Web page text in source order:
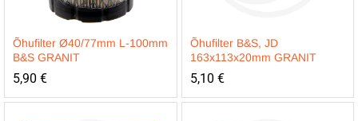
Õhufilter Ø40/77mm L-100mm
B&S GRANIT
5,90 €
Õhufilter B&S, JD
163x113x20mm GRANIT
5,10 €